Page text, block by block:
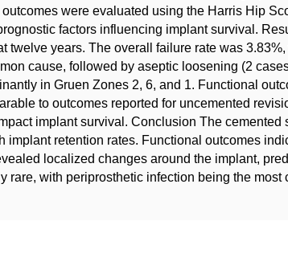
were evaluated using the Harris Hip
factors influencing implant survival.
twelve years. The overall failure rate was 3.83%,
cause, followed by aseptic loosening (2
in Gruen Zones 2, 6, and 1. Functional
to outcomes reported for uncemented
implant survival. Conclusion The cemented
retention rates. Functional outcomes
localized changes around the implant,
rare, with periprosthetic infection being the most